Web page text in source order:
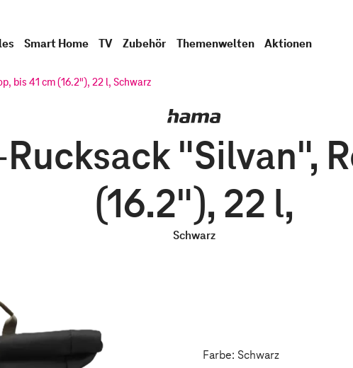
Smart Home TV Zubehör Themenwelten Aktionen
bis 41 cm (16.2"), 22 l, Schwarz
"Silvan",
(16.2"), 22 l,
Schwarz
Farbe: Schwarz